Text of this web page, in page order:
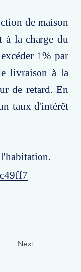
de maison
à la charge du
1% par
livraison à la
de retard. En
taux d'intérêt
Next